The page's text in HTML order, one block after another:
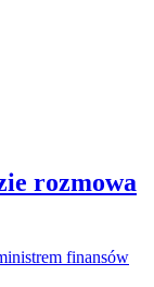
rozmowa